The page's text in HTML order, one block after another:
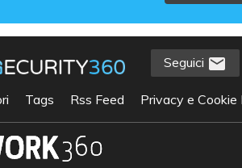
Seguici
Tags Rss Feed Privacy e Cookie